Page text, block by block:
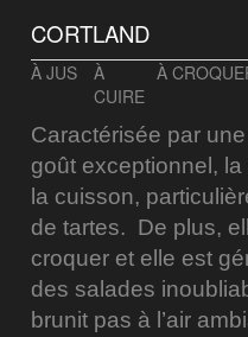
CORTLAND
À JUS
À
CUIRE
À
Caractérisée par
goût exceptionnel,
la cuisson,
de tartes. De plus,
croquer et elle est
des salades
brunit pas à l’air